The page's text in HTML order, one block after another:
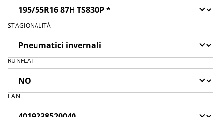
STAGIONALITÀ
RUNFLAT
EAN